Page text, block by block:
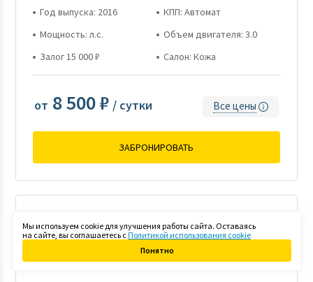
Год выпуска: 2016
КПП: Автомат
Мощность: л.с.
Объем двигателя: 3.0
Залог 15 000 ₽
Салон: Кожа
от 8 500 ₽ / сутки Все цены
ЗАБРОНИРОВАТЬ
Мы используем cookie для улучшения работы сайта. Оставаясь
на сайте, вы соглашаетесь сПолитикой использования cookie
Понятно